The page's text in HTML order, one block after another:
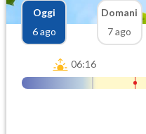
Oggi
6 ago
Domani
7 ago
06:16